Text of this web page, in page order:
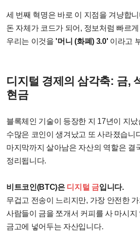
세 번째 혁명은 바로 이 지점을 겨냥합
돈 자체가 코드가 되어, 정보처럼 빠르
우리는 이것을'머니 (화폐) 3.0' 이라고
디지털 경제의 삼각축: 금,
현금
블록체인 기술이 등장한 지 17년이 지
수많은 코인이 생겨났고 또 사라졌습니
마지막까지 살아남은 자산의 역할은 결
정리됩니다.
비트코인(BTC)은 디지털 금입니다.
무겁고 전송이 느리지만, 가장 안전한
사람들이 금을 쪼개서 커피를 사 마시지
금고에 넣어두는 자산입니다.